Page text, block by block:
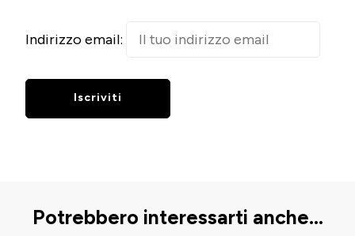
Indirizzo email:
Potrebbero interessarti anche...